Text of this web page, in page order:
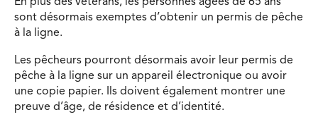
sont désormais exemptes d’obtenir un permis de pêche
à la ligne.
Les pêcheurs pourront désormais avoir leur permis de
pêche à la ligne sur un appareil électronique ou avoir
une copie papier. Ils doivent également montrer une
preuve d’âge, de résidence et d’identité.